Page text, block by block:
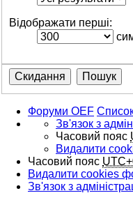
Відображати перші:
Форуми OEF
Зв'язок з
Часовий пояс
Видалити
Часовий пояс
Видалити cookies
Зв'язок з